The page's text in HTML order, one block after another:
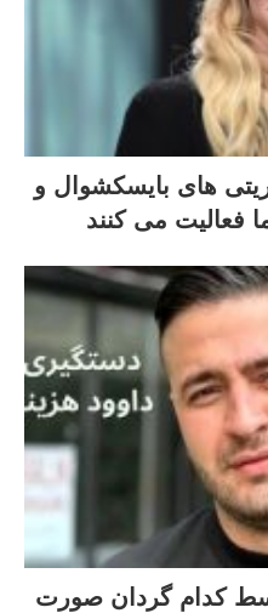
های بایسکشوال و
فعالیت می کنند
کدام گردان صورت